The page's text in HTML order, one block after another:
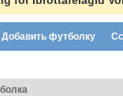
Добавить футболку